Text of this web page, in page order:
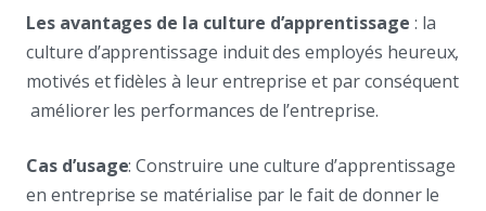
Les avantages de la culture d’apprentissage : la
culture d’apprentissage induit des employés heureux,
motivés et fidèles à leur entreprise et par conséquent
améliorer les performances de l’entreprise.
Cas d’usage: Construire une culture d’apprentissage
en entreprise se matérialise par le fait de donner le